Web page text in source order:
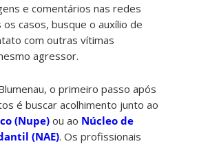
e comentários nas redes
os casos, busque o auxílio de
com outras vítimas
agressor.
o primeiro passo após
é buscar acolhimento junto ao
(Nupe) ou ao Núcleo de
(NAE). Os profissionais